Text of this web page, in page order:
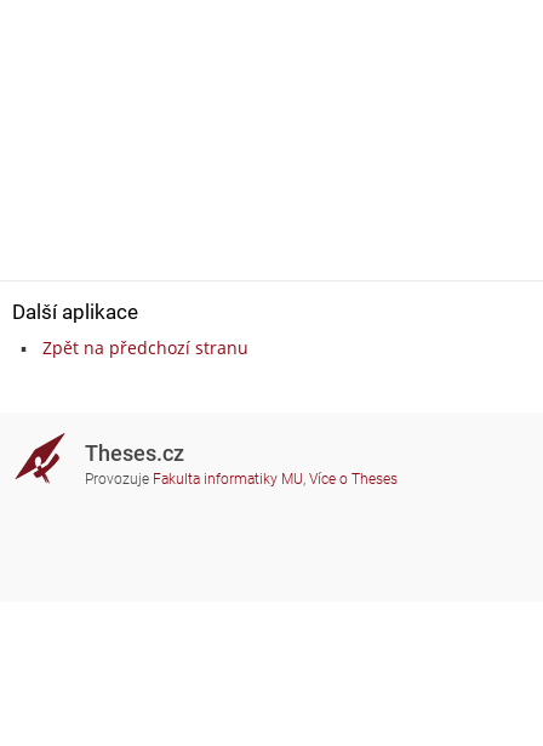
Další aplikace
Zpět na předchozí stranu
Theses.cz
Provozuje Fakulta informatiky MU, Více o Theses